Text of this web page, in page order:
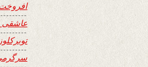
عاشقی
توبرکلوز Tuberculosis